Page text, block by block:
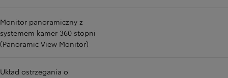
Monitor panoramiczny z
systemem kamer 360 stopni
(Panoramic View Monitor)
Układ ostrzegania o